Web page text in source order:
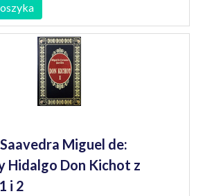
Miguel de:
Hidalgo Don Kichot z
i 2